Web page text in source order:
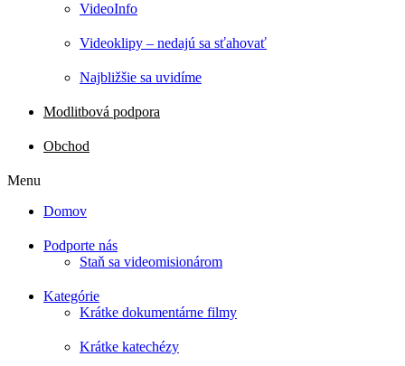
VideoInfo
Videoklipy – nedajú sa sťahovať
Najbližšie sa uvidíme
Modlitbová podpora
Obchod
Menu
Domov
Podporte nás
Staň sa videomisionárom
Kategórie
Krátke dokumentárne filmy
Krátke katechézy